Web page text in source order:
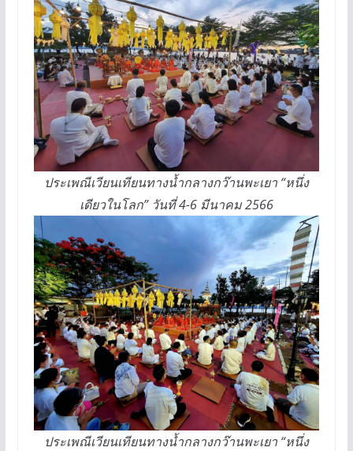
ประเพณีเวียนเทียนทางน้ำกลางกว๊านพะเยา “หนึ่ง
เดียวในโลก” วันที่ 4-6 มีนาคม 2566
ประเพณีเวียนเทียนทางน้ำกลางกว๊านพะเยา “หนึ่ง